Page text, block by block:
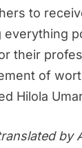
to
everything
their
of
Hilola
by